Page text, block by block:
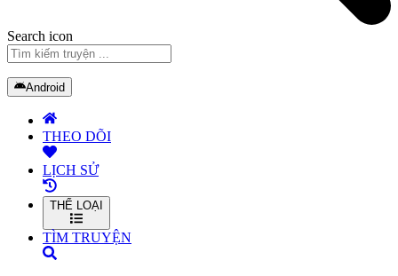
Search icon
Android
THEO DÕI
LỊCH SỬ
THỂ LOẠI
TÌM TRUYỆN